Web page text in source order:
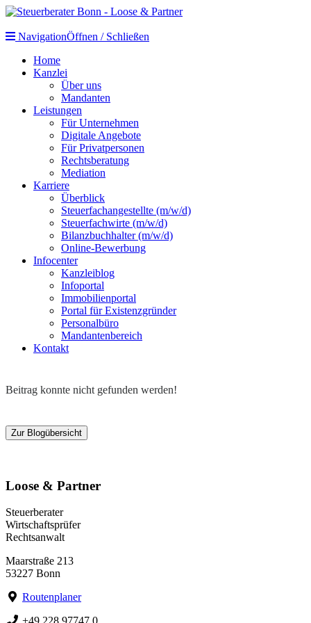
NavigationÖffnen / Schließen
Home
Kanzlei
Über uns
Mandanten
Leistungen
Für Unternehmen
Digitale Angebote
Für Privatpersonen
Rechtsberatung
Mediation
Karriere
Überblick
Steuerfachangestellte (m/w/d)
Steuerfachwirte (m/w/d)
Bilanzbuchhalter (m/w/d)
Online-Bewerbung
Infocenter
Kanzleiblog
Infoportal
Immobilienportal
Portal für Existenzgründer
Personalbüro
Mandantenbereich
Kontakt
Beitrag konnte nicht gefunden werden!
Zur Blogübersicht
Loose & Partner
Steuerberater
Wirtschaftsprüfer
Rechtsanwalt
Maarstraße 213
53227 Bonn
Routenplaner